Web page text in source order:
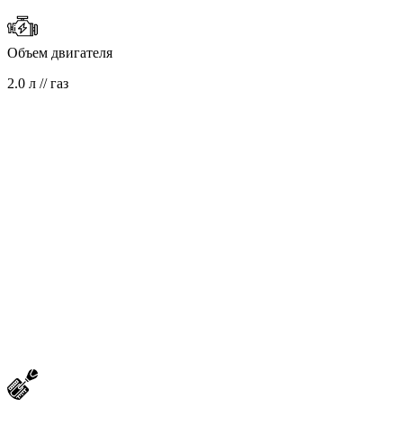
Объем двигателя
2.0 л // газ